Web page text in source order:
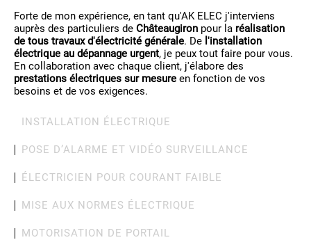
Forte de mon expérience, en tant qu'AK ELEC j'interviens
auprès des particuliers de Châteaugiron pour la réalisation
de tous travaux d'électricité générale. De l'installation
électrique au dépannage urgent, je peux tout faire pour vous.
En collaboration avec chaque client, j'élabore des
prestations électriques sur mesure en fonction de vos
besoins et de vos exigences.
INSTALLATION ÉLECTRIQUE
POSE D’ALARME ET VIDÉO SURVEILLANCE
ÉLECTRICIEN POUR COURANT FAIBLE
MISE AUX NORMES ÉLECTRIQUE
MOTORISATION DE PORTAIL